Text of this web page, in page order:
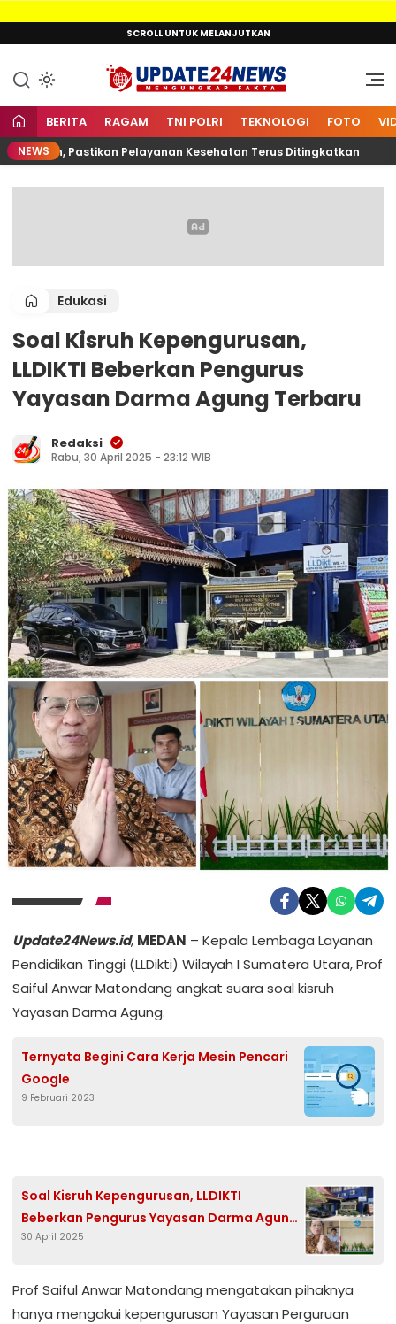
ke
SCROLL UNTUK MELANJUTKAN
Update24News.id
Mengungkap Fakta
BERITA RAGAM TNI POLRI TEKNOLOGI FOTO
NEWSPastikan Pelayanan Kesehatan Terus Ditingkatkan
Edukasi
Soal Kisruh Kepengurusan,
LLDIKTI Beberkan Pengurus
Yayasan Darma Agung Terbaru
Redaksi
Rabu, 30 April 2025 - 23:12 WIB
Update24News.id, MEDAN – Kepala Lembaga Layanan
Pendidikan Tinggi (LLDikti) Wilayah I Sumatera Utara, Prof
Saiful Anwar Matondang angkat suara soal kisruh
Yayasan Darma Agung.
Ternyata Begini Cara Kerja Mesin Pencari
Google
9 Februari 2023
Soal Kisruh Kepengurusan, LLDIKTI
Beberkan Pengurus Yayasan Darma Agung
Terbaru
30 April 2025
Prof Saiful Anwar Matondang mengatakan pihaknya
hanya mengakui kepengurusan Yayasan Perguruan